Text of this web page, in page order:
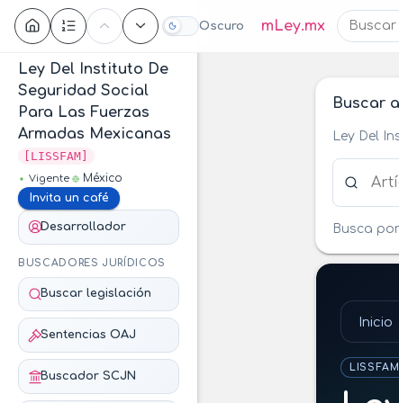
Oscuro mLey.mx
Contenido
Ley Del Instituto De
Seguridad Social
Para Las Fuerzas
Armadas Mexicanas
[LISSFAM]
Vigente
México
Invita un café
Desarrollador
BUSCADORES JURÍDICOS
Buscar legislación
Sentencias OAJ
Buscador SCJN
Buscar
Ley Del
Buscar
Busca
Inicio
LISSFAM